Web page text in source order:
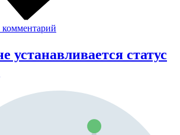
комментарий
устанавливается статус